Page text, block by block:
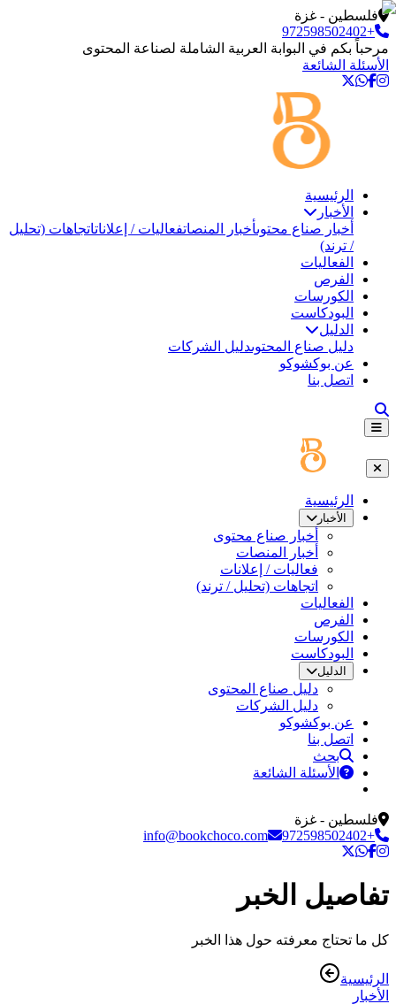
فلسطين - غزة
+972598502402
مرحباً بكم في البوابة العربية الشاملة لصناعة المحتوى
الأسئلة الشائعة
الرئيسية
الأخبار
أخبار صناع محتوىأخبار المنصاتفعاليات / إعلاناتاتجاهات (تحليل
/ ترند)
الفعاليات
الفرص
الكورسات
البودكاست
الدليل
دليل صناع المحتوىدليل الشركات
عن بوكشوكو
اتصل بنا
الرئيسية
الأخبار
أخبار صناع محتوى
أخبار المنصات
فعاليات / إعلانات
اتجاهات (تحليل / ترند)
الفعاليات
الفرص
الكورسات
البودكاست
الدليل
دليل صناع المحتوى
دليل الشركات
عن بوكشوكو
اتصل بنا
بحث
الأسئلة الشائعة
فلسطين - غزة
+972598502402
info@bookchoco.com
تفاصيل الخبر
كل ما تحتاج معرفته حول هذا الخبر
الرئيسية
الأخبار